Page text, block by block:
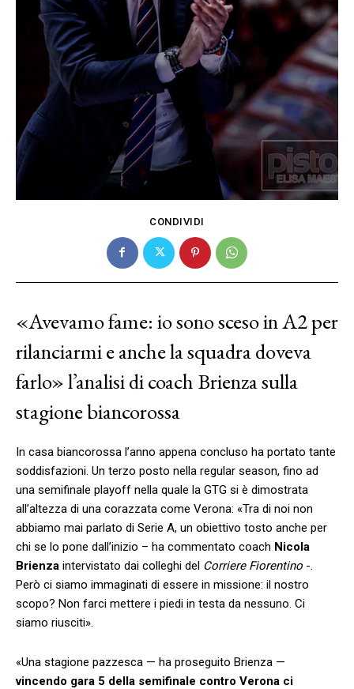
CONDIVIDI
«Avevamo fame: io sono sceso in A2 per
rilanciarmi e anche la squadra doveva
farlo» l’analisi di coach Brienza sulla
stagione biancorossa
In casa biancorossa l’anno appena concluso ha portato tante
soddisfazioni. Un terzo posto nella regular season, fino ad
una semifinale playoff nella quale la GTG si è dimostrata
all’altezza di una corazzata come Verona: «Tra di noi non
abbiamo mai parlato di Serie A, un obiettivo tosto anche per
chi se lo pone dall’inizio – ha commentato coach Nicola
Brienza intervistato dai colleghi del Corriere Fiorentino -.
Però ci siamo immaginati di essere in missione: il nostro
scopo? Non farci mettere i piedi in testa da nessuno. Ci
siamo riusciti».
«Una stagione pazzesca — ha proseguito Brienza —
vincendo gara 5 della semifinale contro Verona ci